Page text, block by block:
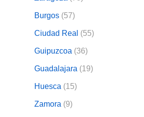
Burgos (57)
Ciudad Real (55)
Guipuzcoa (36)
Guadalajara (19)
Huesca (15)
Zamora (9)